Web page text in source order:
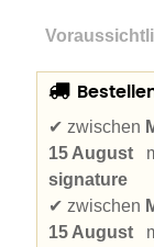
✔ zwischen
15 August
signature
✔ zwischen
15 August